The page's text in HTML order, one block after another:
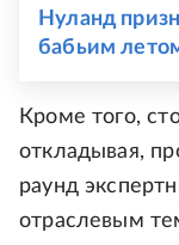
Нуланд
бабьим
Кроме того,
откладывая,
раунд
отраслевым